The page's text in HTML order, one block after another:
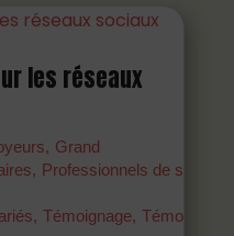
les réseaux
Grand
Professionnels de santé
Témoignage Témoigner